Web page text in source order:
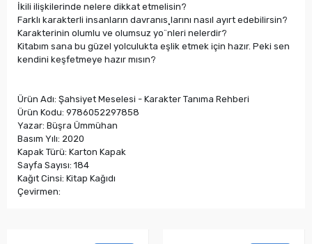
İkili ilişkilerinde nelere dikkat etmelisin?
Farklı karakterli insanların davranıs¸larını nasıl ayırt edebilirsin?
Karakterinin olumlu ve olumsuz yo¨nleri nelerdir?
Kitabım sana bu güzel yolculukta eşlik etmek için hazır. Peki sen
kendini keşfetmeye hazır mısın?
Ürün Adı: Şahsiyet Meselesi - Karakter Tanıma Rehberi
Ürün Kodu: 9786052297858
Yazar: Büşra Ümmühan
Basım Yılı: 2020
Kapak Türü: Karton Kapak
Sayfa Sayısı: 184
Kağıt Cinsi: Kitap Kağıdı
Çevirmen: